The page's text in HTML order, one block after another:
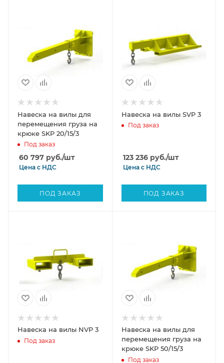
Навеска на вилы для
перемещения груза на
крюке SKP 20/15/3
Под заказ
60 797 руб./шт
Цена с НДС
ПОД ЗАКАЗ
Навеска на вилы SVP 3
Под заказ
123 236руб./шт
Цена с НДС
ПОД ЗАКАЗ
Навеска на вилы NVP 3
Под заказ
Навеска на вилы для
перемещения груза на
крюке SKP 50/15/3
Под заказ